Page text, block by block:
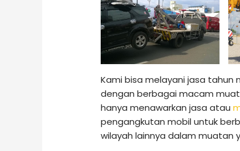
Kami bisa melayani jasa
dengan berbagai macam
hanya menawarkan jasa atau
pengangkutan mobil untuk
wilayah lainnya dalam muatan